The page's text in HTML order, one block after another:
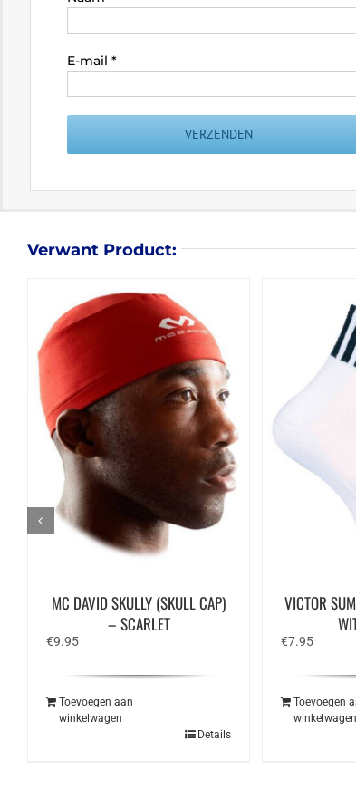
E-mail *
Verwant Product:
MC DAVID SKULLY (SKULL CAP)
– SCARLET
€9.95
Toevoegen aan
winkelwagen
Details
VICTOR
€7.95
Toevoegen
winkelwagen